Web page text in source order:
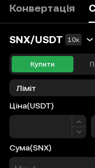
Конвертація
SNX/USDT 10x
Купити
Ліміт
Ціна(USDT)
Ціна
Сума(SNX)